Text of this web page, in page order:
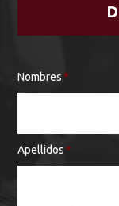
Nombres *
Apellidos *